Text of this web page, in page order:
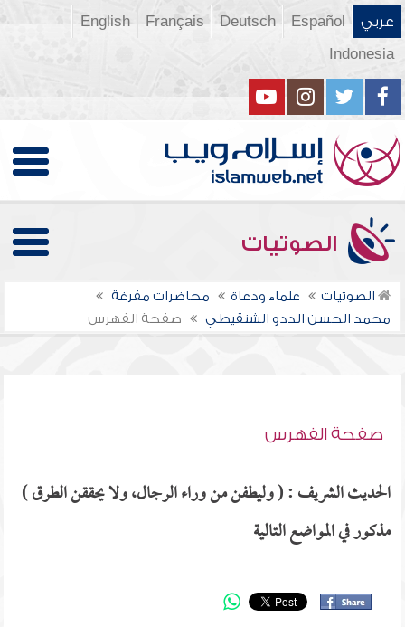
عربي Español
Deutsch
Français
English
Indonesia
الصوتيات
الصوتيات علماء ودعاة
محاضرات مفرغة
محمد الحسن الددو الشنقيطي
صفحة الفهرس
صفحة الفهرس
الحديث الشريف : ( وليطفن من وراء الرجال، ولا يحققن الطرق )
مذكور في المواضع التالية